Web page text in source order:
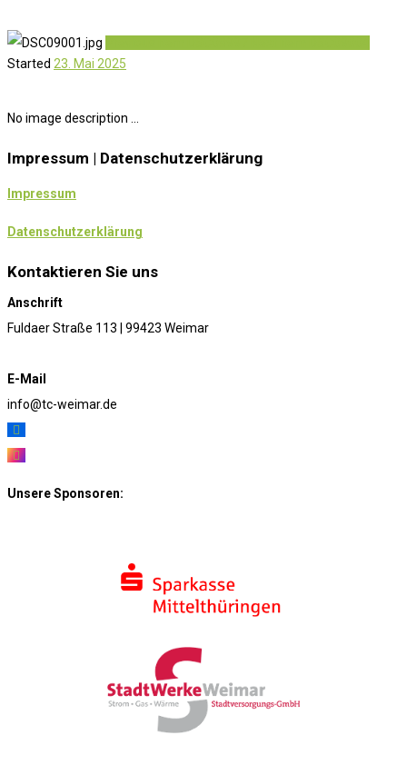
Started 23. Mai 2025
No image description ...
Impressum | Datenschutzerklärung
Impressum
Datenschutzerklärung
Kontaktieren Sie uns
Anschrift
Fuldaer Straße 113 | 99423 Weimar
E-Mail
info@tc-weimar.de
Unsere Sponsoren: